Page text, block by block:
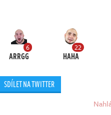
6
ARRGG
22
HAHA
SDÍLET NA TWITTER